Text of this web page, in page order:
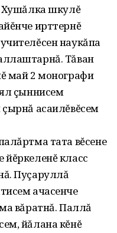
Хушăлка шкулĕ
ирттернĕ
наукăпа
Тăван
май 2 монографи
çыннисем
асаилĕвĕсем
тата вĕсене
класс
Пуçаруллă
ачасенче
вăратнă. Паллă
йăлана кĕнĕ